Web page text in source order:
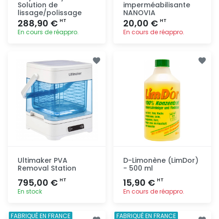
Solution de
lissage/polissage
288,90 € HT
En cours de réappro.
rapide
imperméabilisante
NANOVIA
20,00 € HT
En cours de réappro.
rapide
Ultimaker PVA
Removal Station
795,00 € HT
En stock
Ajout
D-Limonène (LimDor)
- 500 ml
15,90 € HT
En cours de réappro.
Ajout
FABRIQUÉ EN FRANCE FABRIQUÉ EN FRANCE